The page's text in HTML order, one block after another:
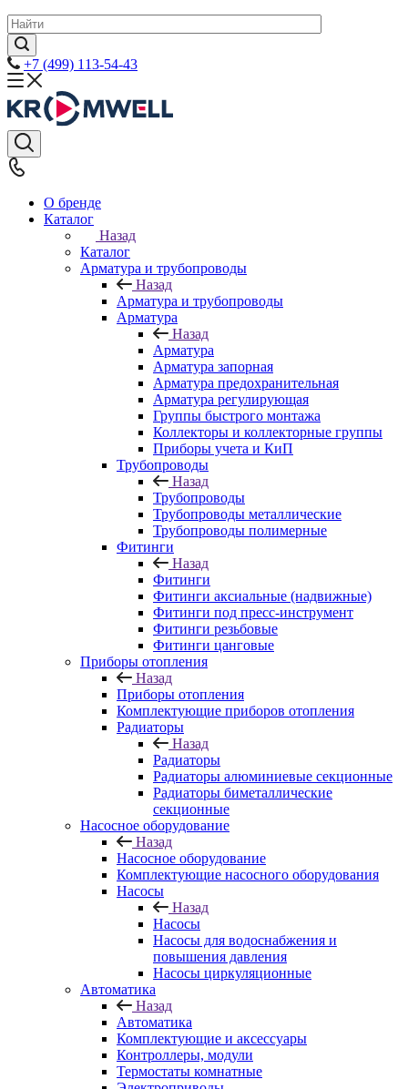
+7 (499) 113-54-43
О бренде
Каталог
Назад
Каталог
Арматура и трубопроводы
Назад
Арматура и трубопроводы
Арматура
Назад
Арматура
Арматура запорная
Арматура предохранительная
Арматура регулирующая
Группы быстрого монтажа
Коллекторы и коллекторные группы
Приборы учета и КиП
Трубопроводы
Назад
Трубопроводы
Трубопроводы металлические
Трубопроводы полимерные
Фитинги
Назад
Фитинги
Фитинги аксиальные (надвижные)
Фитинги под пресс-инструмент
Фитинги резьбовые
Фитинги цанговые
Приборы отопления
Назад
Приборы отопления
Комплектующие приборов отопления
Радиаторы
Назад
Радиаторы
Радиаторы алюминиевые секционные
Радиаторы биметаллические
секционные
Насосное оборудование
Назад
Насосное оборудование
Комплектующие насосного оборудования
Насосы
Назад
Насосы
Насосы для водоснабжения и
повышения давления
Насосы циркуляционные
Автоматика
Назад
Автоматика
Комплектующие и аксессуары
Контроллеры, модули
Термостаты комнатные